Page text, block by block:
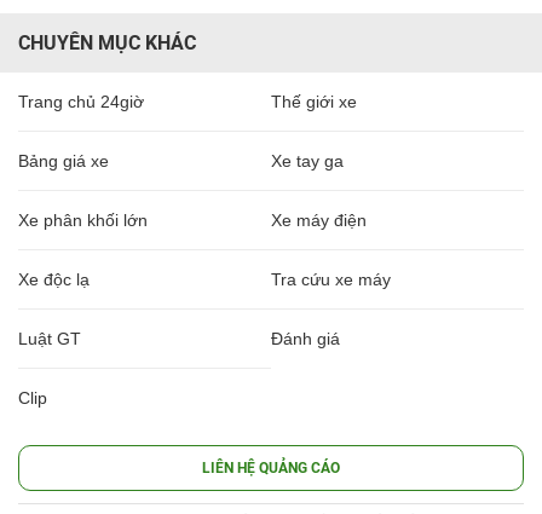
CHUYÊN MỤC KHÁC
Trang chủ 24giờ Thế giới xe
Bảng giá xe Xe tay ga
Xe phân khối lớn Xe máy điện
Xe độc lạ Tra cứu xe máy
Luật GT Đánh giá
Clip
LIÊN HỆ QUẢNG CÁO